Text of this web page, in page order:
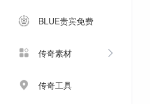
BLUE贵宾免费
传奇素材
传奇工具